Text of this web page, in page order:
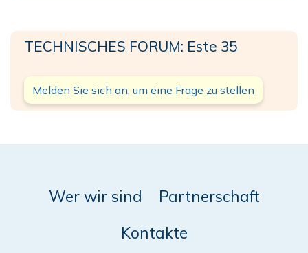
TECHNISCHES FORUM: Este 35
Melden Sie sich an, um eine Frage zu stellen
Wer wir sind
Partnerschaft
Kontakte